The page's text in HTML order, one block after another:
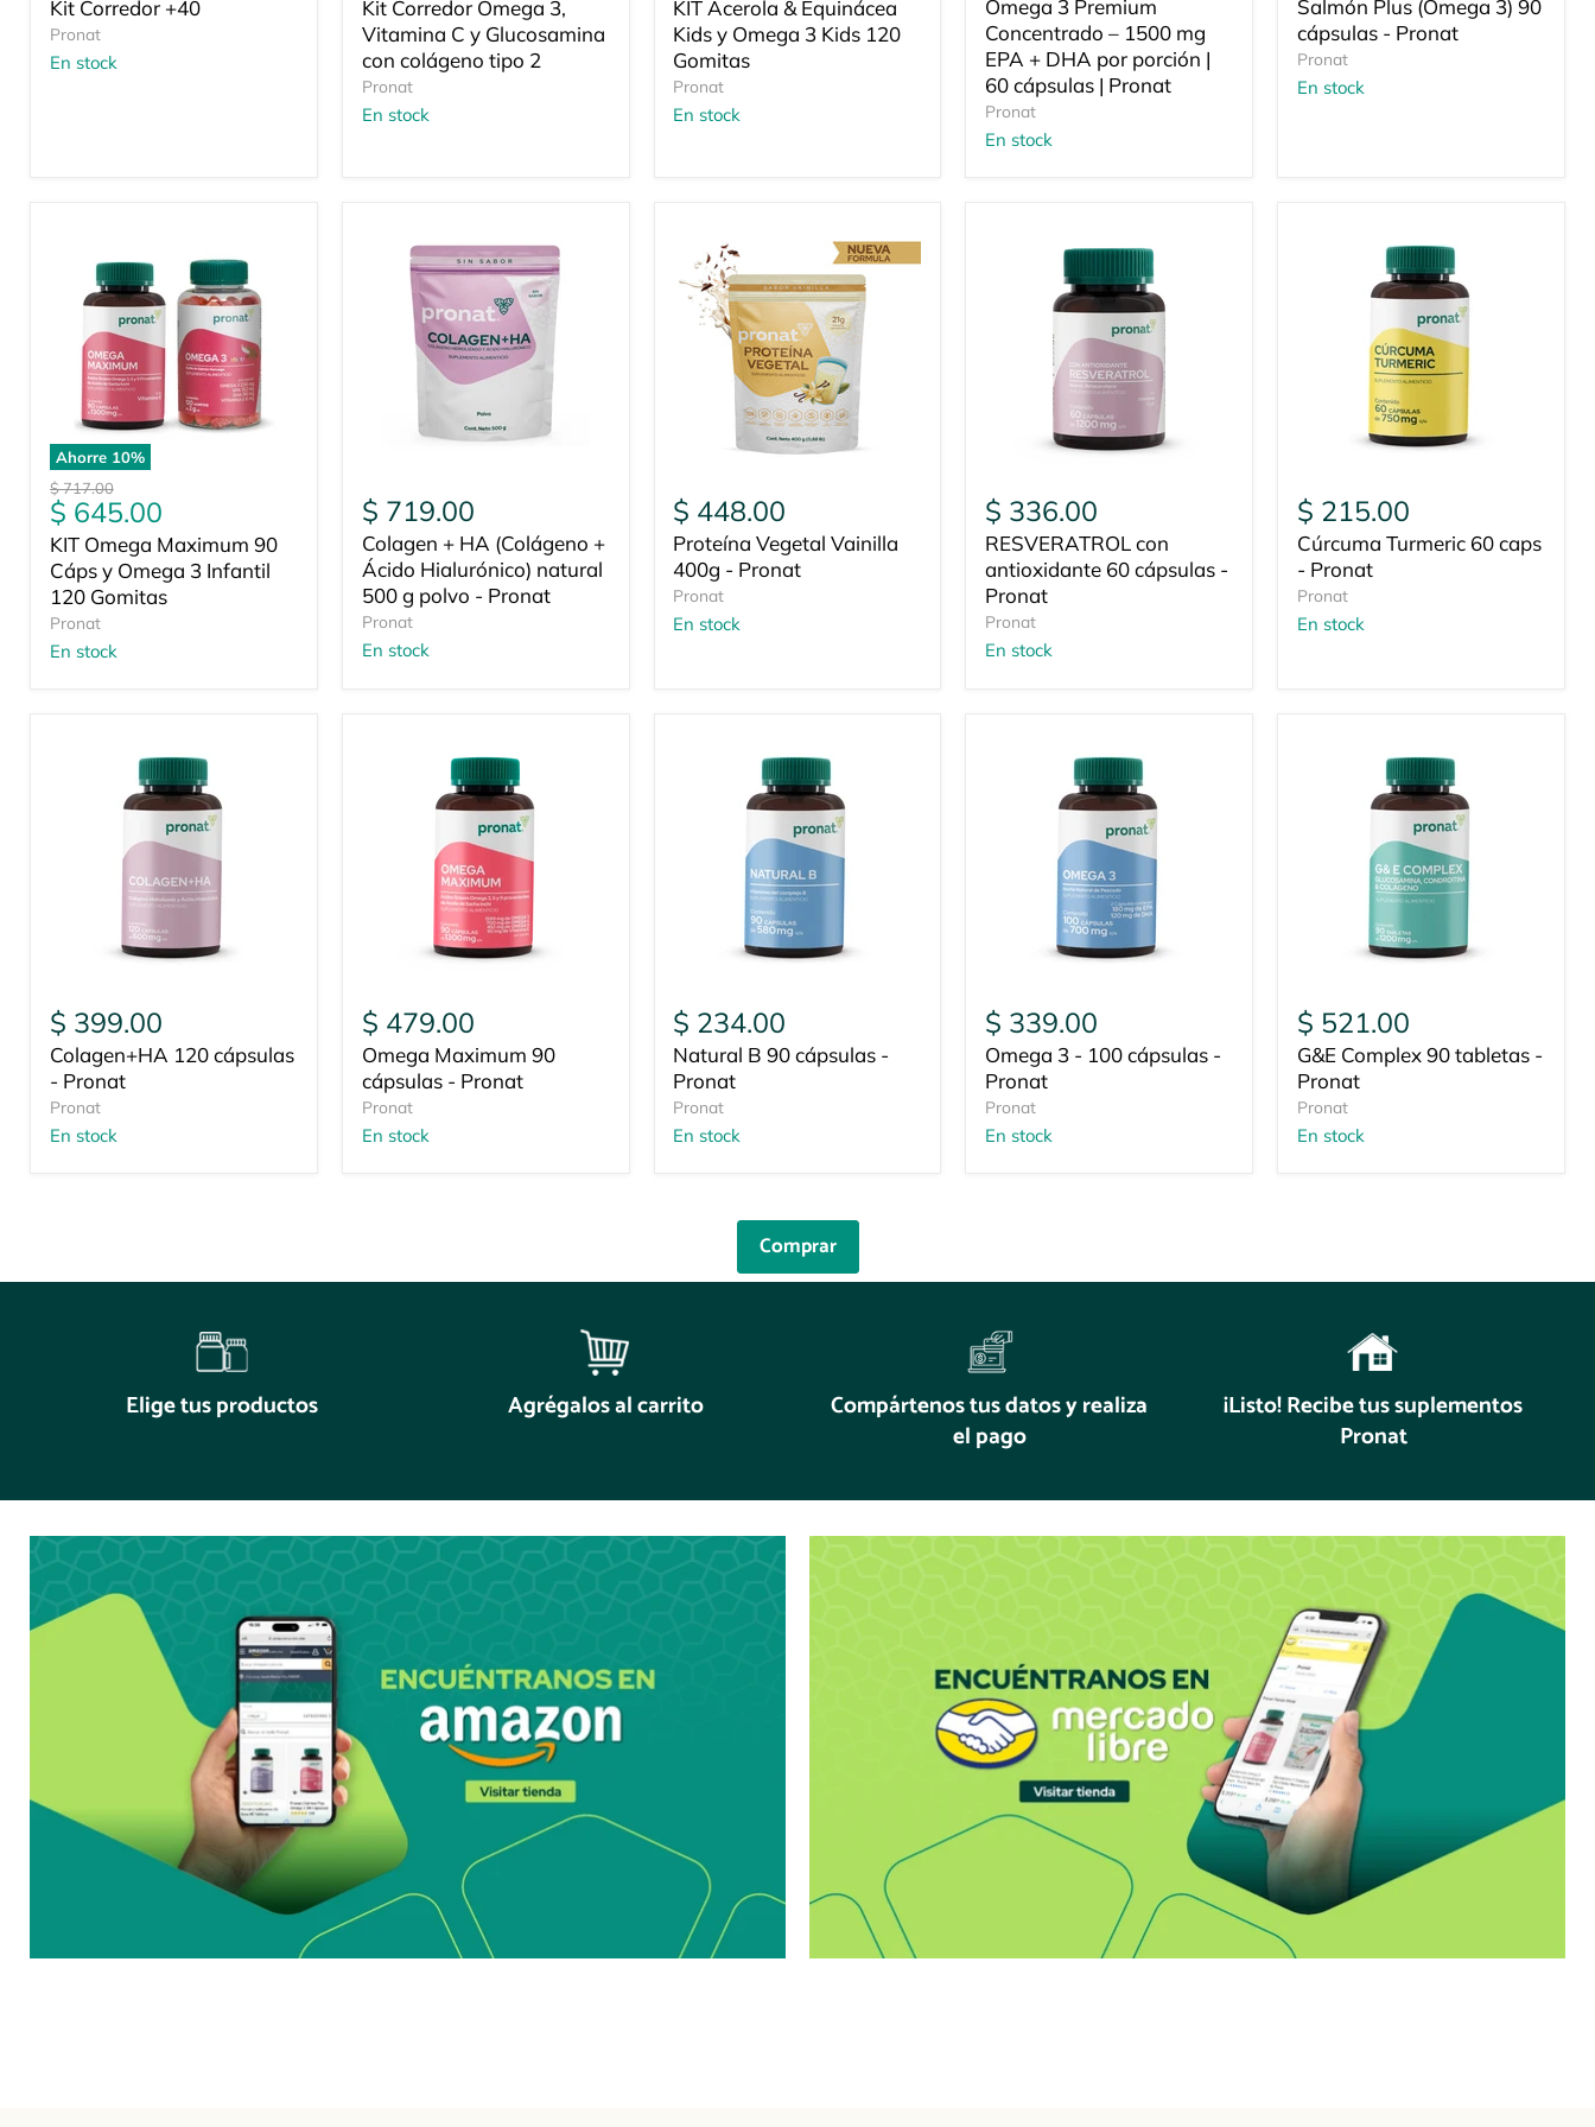
Kit Corredor +40
Pronat
En stock
Kit Corredor Omega 3,
Vitamina C y Glucosamina
con colágeno tipo 2
Pronat
En stock
KIT Acerola & Equinácea
Kids y Omega 3 Kids 120
Gomitas
Pronat
En stock
Omega 3 Premium
Concentrado – 1500 mg
EPA + DHA por porción |
60 cápsulas | Pronat
Pronat
En stock
Salmón Plus (Omega 3) 90
cápsulas - Pronat
Pronat
En stock
Ahorre 10%
Precio
original
$ 717.00
Precio
actual
$ 645.00
KIT Omega Maximum 90
Cáps y Omega 3 Infantil
120 Gomitas
Pronat
En stock
$ 719.00
Colagen + HA (Colágeno +
Ácido Hialurónico) natural
500 g polvo - Pronat
Pronat
En stock
$ 448.00
Proteína Vegetal Vainilla
400g - Pronat
Pronat
En stock
$ 336.00
RESVERATROL con
antioxidante 60 cápsulas -
Pronat
Pronat
En stock
$ 215.00
Cúrcuma Turmeric 60 caps
- Pronat
Pronat
En stock
$ 399.00
Colagen+HA 120 cápsulas
- Pronat
Pronat
En stock
$ 479.00
Omega Maximum 90
cápsulas - Pronat
Pronat
En stock
$ 234.00
Natural B 90 cápsulas -
Pronat
Pronat
En stock
$ 339.00
Omega 3 - 100 cápsulas -
Pronat
Pronat
En stock
$ 521.00
G&E Complex 90 tabletas -
Pronat
Pronat
En stock
Comprar
Elige tus productos Agrégalos al carrito
Compártenos tus datos y realiza
el pago
¡Listo! Recibe tus suplementos
Pronat